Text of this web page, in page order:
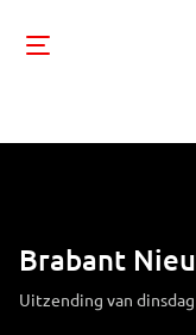
Brabant
Uitzending van